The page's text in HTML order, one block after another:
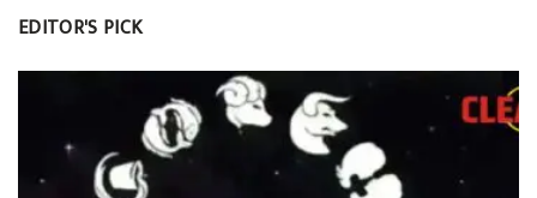
EDITOR'S PICK